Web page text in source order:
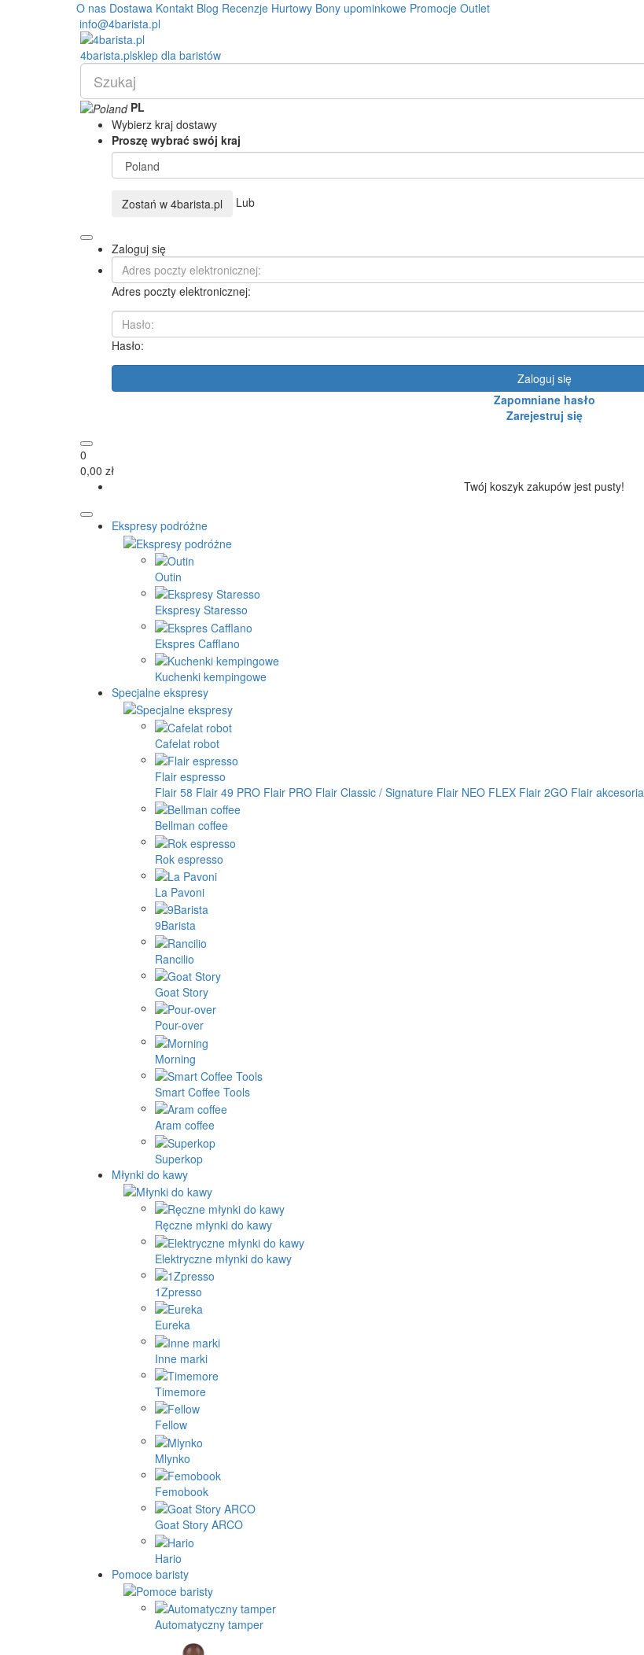
O nas Dostawa Kontakt Blog Recenzje Hurtowy Bony upominkowe Promocje Outlet
info@4barista.pl
4barista.plsklep dla baristów
PL
Wybierz kraj dostawy
Proszę wybrać swój kraj
Zostań w 4barista.pl Lub
Zaloguj się
Adres poczty elektronicznej:
Hasło:
Zaloguj się
Zapomniane hasło
Zarejestruj się
0
0,00 zł
Twój koszyk zakupów jest pusty!
Ekspresy podróżne
Outin
Ekspresy Staresso
Ekspres Cafflano
Kuchenki kempingowe
Specjalne ekspresy
Cafelat robot
Flair espresso
Flair 58 Flair 49 PRO Flair PRO Flair Classic / Signature Flair NEO FLEX Flair 2GO Flair akcesoria
Bellman coffee
Rok espresso
La Pavoni
9Barista
Rancilio
Goat Story
Pour-over
Morning
Smart Coffee Tools
Aram coffee
Superkop
Młynki do kawy
Ręczne młynki do kawy
Elektryczne młynki do kawy
1Zpresso
Eureka
Inne marki
Timemore
Fellow
Mlynko
Femobook
Goat Story ARCO
Hario
Pomoce baristy
Automatyczny tamper